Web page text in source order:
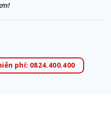
phí: 0824.400.400